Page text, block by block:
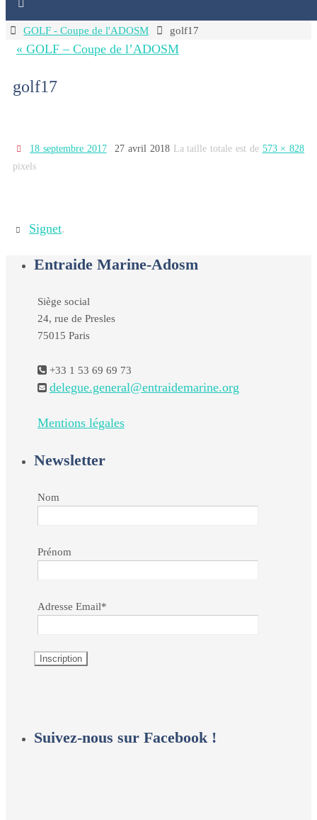
HomeGOLF - Coupe de l'ADOSM golf17
« GOLF – Coupe de l’ADOSM
golf17
18 septembre 2017 27 avril 2018 La taille totale est de 573 × 828
pixels
Signet.
Entraide Marine-Adosm
Siège social
24, rue de Presles
75015 Paris
+33 1 53 69 69 73
delegue.general@entraidemarine.org
Mentions légales
Newsletter
Nom
Prénom
Adresse Email*
Suivez-nous sur Facebook !